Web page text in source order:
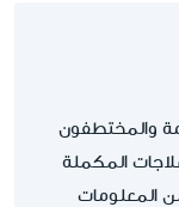
والمختطفون
المكملة
المعلومات